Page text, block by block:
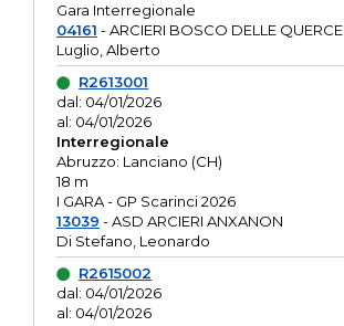
Gara Interregionale
04161 - ARCIERI BOSCO DELLE QUERCE
Luglio, Alberto
R2613001
dal: 04/01/2026
al: 04/01/2026
Interregionale
Abruzzo: Lanciano (CH)
18 m
I GARA - GP Scarinci 2026
13039 - ASD ARCIERI ANXANON
Di Stefano, Leonardo
R2615002
dal: 04/01/2026
al: 04/01/2026